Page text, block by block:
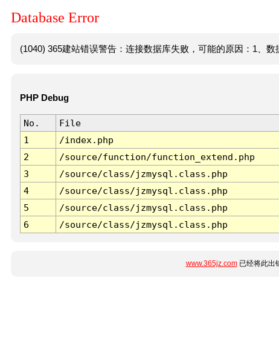
Database Error
(1040) 365建站错误警告：连接数据库失败，可能的原因：1、数
PHP Debug
No. File
1
/index.php
2
/source/function/function_extend.php
3
/source/class/jzmysql.class.php
4
/source/class/jzmysql.class.php
5
/source/class/jzmysql.class.php
6
/source/class/jzmysql.class.php
www.365jz.com已经将此出